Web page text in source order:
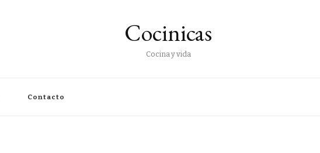
Cocinicas
Cocina y vida
Contacto